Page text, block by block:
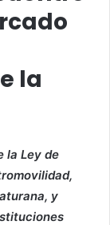
la
la Ley de
y